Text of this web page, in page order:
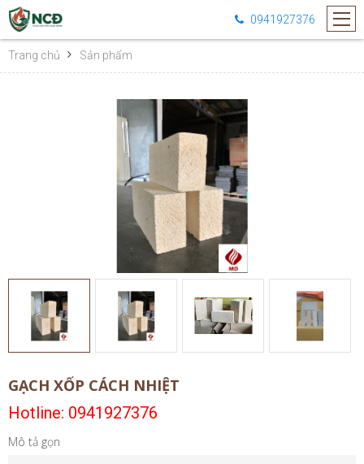
0941927376
Trang chủ Sản phẩm
GẠCH XỐP CÁCH NHIỆT
Hotline: 0941927376
Mô tả gọn